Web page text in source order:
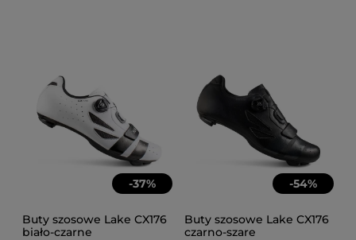
-37%
Buty szosowe Lake CX176
biało-czarne
-54%
Buty szosowe Lake CX176
czarno-szare